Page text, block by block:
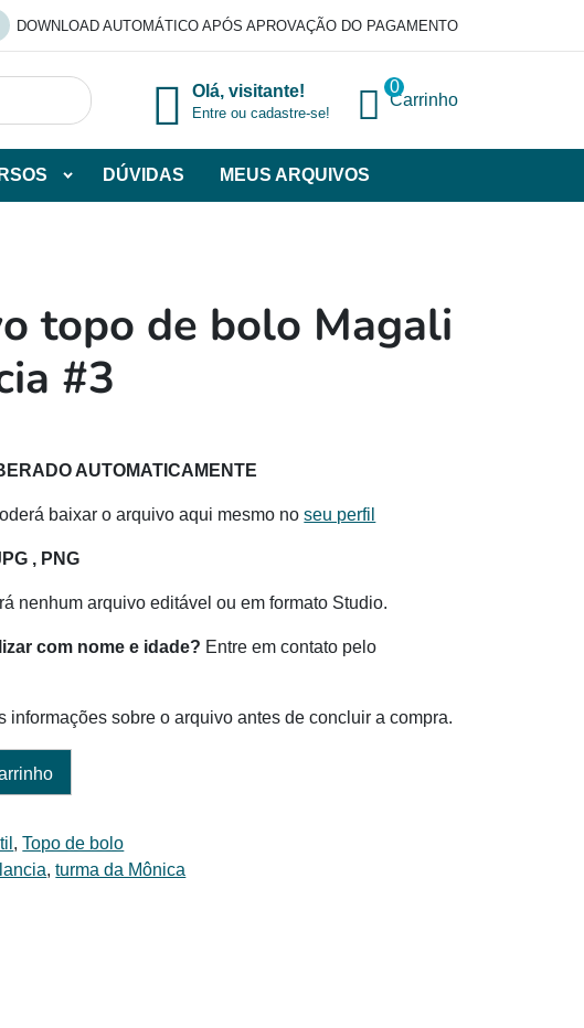
DOWNLOAD AUTOMÁTICO APÓS APROVAÇÃO DO PAGAMENTO
Olá, visitante!
Entre ou cadastre-se!
0
Carrinho
DÚVIDAS MEUS ARQUIVOS
topo de bolo Magali
#3
AUTOMATICAMENTE
baixar o arquivo aqui mesmo noseu perfil
, PNG
nenhum arquivo editável ou em formato Studio.
com nome e idade? Entre em contato pelo
informações sobre o arquivo antes de concluir a compra.
,Topo de bolo
,turma da Mônica